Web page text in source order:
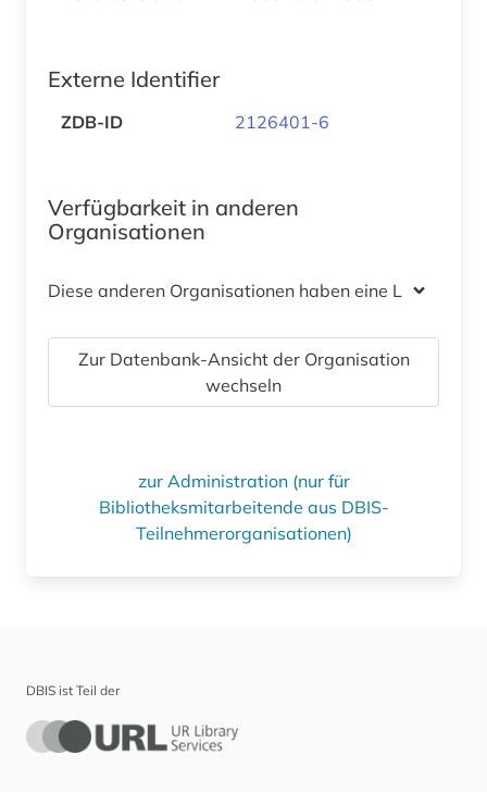
Externe Identifier
ZDB-ID 2126401-6
Verfügbarkeit in anderen
Organisationen
Diese anderen Organisationen haben eine Lizenz
Zur Datenbank-Ansicht der Organisation
wechseln
zur Administration (nur für
Bibliotheksmitarbeitende aus DBIS-
Teilnehmerorganisationen)
DBIS ist Teil der